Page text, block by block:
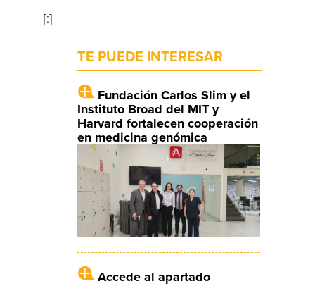
[:]
TE PUEDE INTERESAR
Fundación Carlos Slim y el
Instituto Broad del MIT y
Harvard fortalecen cooperación
en medicina genómica
Accede al apartado